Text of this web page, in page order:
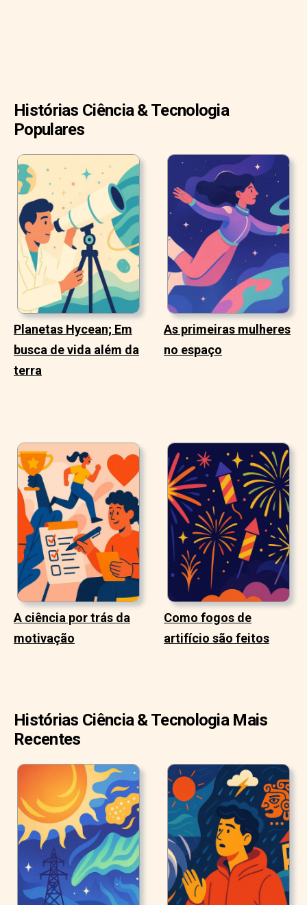
Histórias Ciência & Tecnologia
Populares
Planetas Hycean; Em
busca de vida além da
terra
As primeiras mulheres
no espaço
A ciência por trás da
motivação
Como fogos de
artifício são feitos
Histórias Ciência & Tecnologia Mais
Recentes